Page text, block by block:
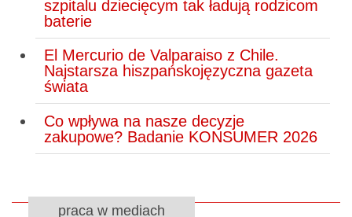
szpitalu dziecięcym tak ładują rodzicom
baterie
El Mercurio de Valparaiso z Chile.
Najstarsza hiszpańskojęzyczna gazeta
świata
Co wpływa na nasze decyzje
zakupowe? Badanie KONSUMER 2026
praca w mediach